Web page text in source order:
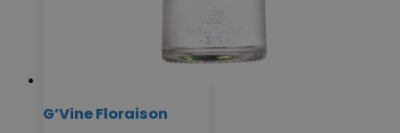
G’Vine Floraison